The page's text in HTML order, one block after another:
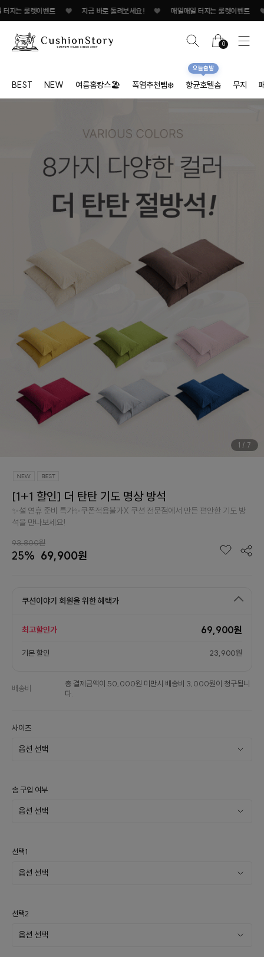
룰렛이벤트 ♥ 지금 바로 돌려보세요! ♥ 매일매일 터지는 룰렛이벤트 ♥
0
BEST NEW 여름홈캉스🏖 폭염추천템❄️ 항균호텔솜
오늘출발
무지
1 / 7
[1+1 할인] 더 탄탄 기도 명상 방석
✨설 연휴 준비 특가✨쿠폰적용불가X 쿠션 전문점에서 만든 편안한 기도 방
석을 만나보세요!
93,800원
25% 69,900원
쿠션이야기 회원을 위한 혜택가
최고할인가 69,900원
기본 할인 23,900원
배송비
총 결제금액이 50,000원 미만시 배송비 3,000원이 청구됩니
다.
사이즈
솜 구입 여부
선택1
선택2